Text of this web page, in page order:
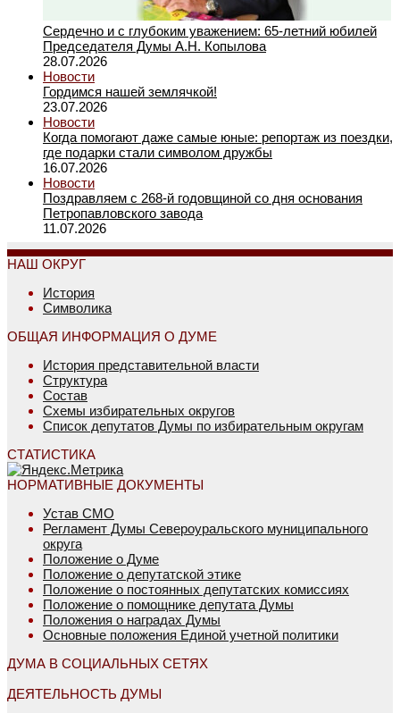
Сердечно и с глубоким уважением: 65-летний юбилей
Председателя Думы А.Н. Копылова
28.07.2026
Новости
Гордимся нашей землячкой!
23.07.2026
Новости
Когда помогают даже самые юные: репортаж из поездки,
где подарки стали символом дружбы
16.07.2026
Новости
Поздравляем с 268-й годовщиной со дня основания
Петропавловского завода
11.07.2026
НАШ ОКРУГ
История
Символика
ОБЩАЯ ИНФОРМАЦИЯ О ДУМЕ
История представительной власти
Структура
Состав
Схемы избирательных округов
Список депутатов Думы по избирательным округам
СТАТИСТИКА
НОРМАТИВНЫЕ ДОКУМЕНТЫ
Устав СМО
Регламент Думы Североуральского муниципального
округа
Положение о Думе
Положение о депутатской этике
Положение о постоянных депутатских комиссиях
Положение о помощнике депутата Думы
Положения о наградах Думы
Основные положения Единой учетной политики
ДУМА В СОЦИАЛЬНЫХ СЕТЯХ
ДЕЯТЕЛЬНОСТЬ ДУМЫ